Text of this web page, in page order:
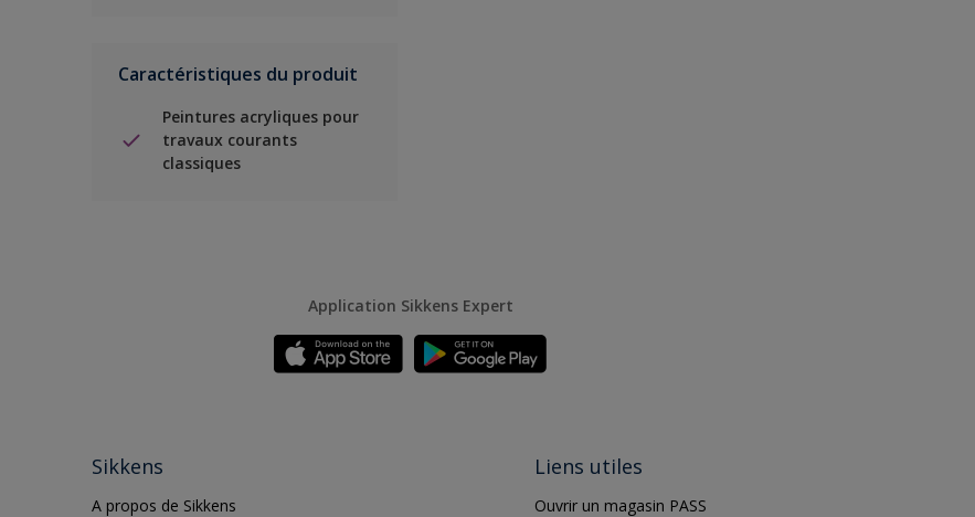
Caractéristiques du produit
Peintures acryliques pour
travaux courants
classiques
Application Sikkens Expert
Sikkens
A propos de Sikkens
Liens utiles
Ouvrir un magasin PASS